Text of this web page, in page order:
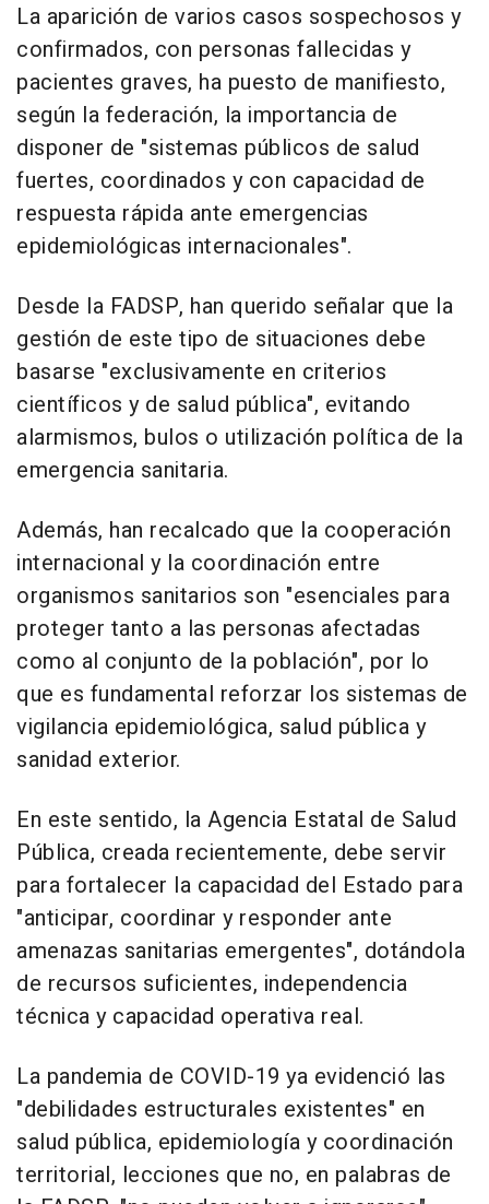
La aparición de varios casos sospechosos y
confirmados, con personas fallecidas y
pacientes graves, ha puesto de manifiesto,
según la federación, la importancia de
disponer de "sistemas públicos de salud
fuertes, coordinados y con capacidad de
respuesta rápida ante emergencias
epidemiológicas internacionales".
Desde la FADSP, han querido señalar que la
gestión de este tipo de situaciones debe
basarse "exclusivamente en criterios
científicos y de salud pública", evitando
alarmismos, bulos o utilización política de la
emergencia sanitaria.
Además, han recalcado que la cooperación
internacional y la coordinación entre
organismos sanitarios son "esenciales para
proteger tanto a las personas afectadas
como al conjunto de la población", por lo
que es fundamental reforzar los sistemas de
vigilancia epidemiológica, salud pública y
sanidad exterior.
En este sentido, la Agencia Estatal de Salud
Pública, creada recientemente, debe servir
para fortalecer la capacidad del Estado para
"anticipar, coordinar y responder ante
amenazas sanitarias emergentes", dotándola
de recursos suficientes, independencia
técnica y capacidad operativa real.
La pandemia de COVID-19 ya evidenció las
"debilidades estructurales existentes" en
salud pública, epidemiología y coordinación
territorial, lecciones que no, en palabras de